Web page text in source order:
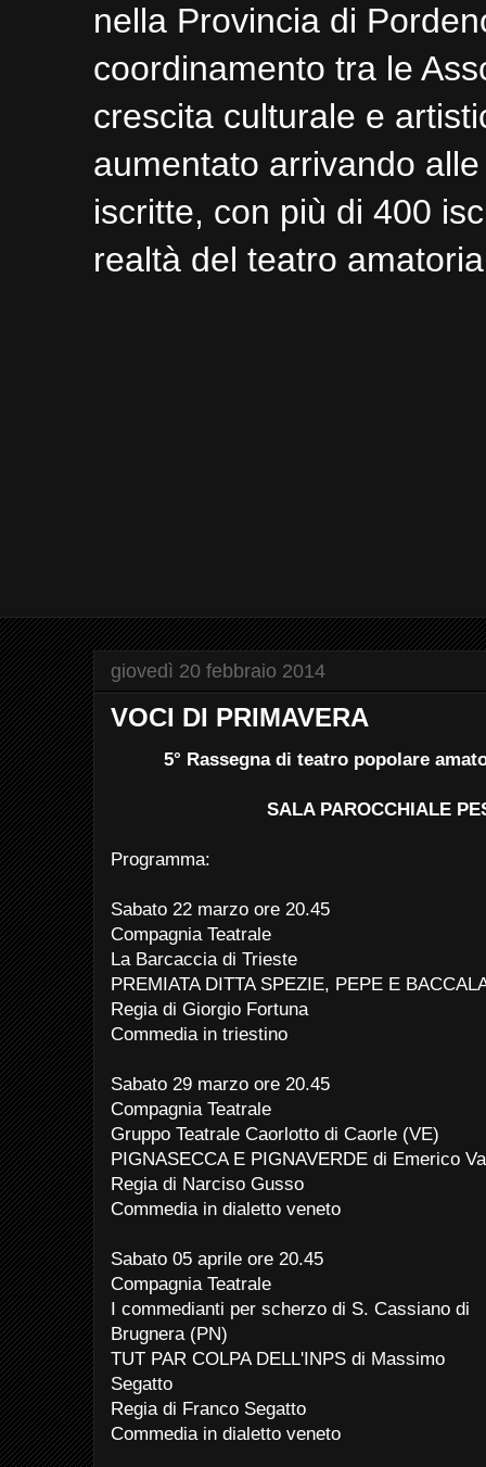
nella Provincia di
coordinamento tra le
crescita culturale e
aumentato arrivando
iscritte, con più di 400
realtà del teatro
giovedì 20 febbraio 2014
VOCI DI PRIMAVERA
5° Rassegna di teatro popolare
SALA PAROCCHIALE
Programma:
Sabato 22 marzo ore 20.45
Compagnia Teatrale
La Barcaccia di Trieste
PREMIATA DITTA SPEZIE, PEPE E
Regia di Giorgio Fortuna
Commedia in triestino
Sabato 29 marzo ore 20.45
Compagnia Teatrale
Gruppo Teatrale Caorlotto di Caorle (VE)
PIGNASECCA E PIGNAVERDE di Emerico
Regia di Narciso Gusso
Commedia in dialetto veneto
Sabato 05 aprile ore 20.45
Compagnia Teatrale
I commedianti per scherzo di S. Cassiano di
Brugnera (PN)
TUT PAR COLPA DELL'INPS di Massimo
Segatto
Regia di Franco Segatto
Commedia in dialetto veneto